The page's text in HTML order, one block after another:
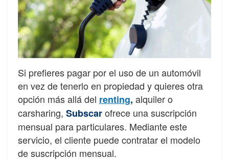
Si prefieres pagar por el uso de un automóvil
en vez de tenerlo en propiedad y quieres otra
opción más allá del renting, alquiler o
carsharing, Subscarofrece una suscripción
mensual para particulares. Mediante este
servicio, el cliente puede contratar el modelo
de suscripción mensual.